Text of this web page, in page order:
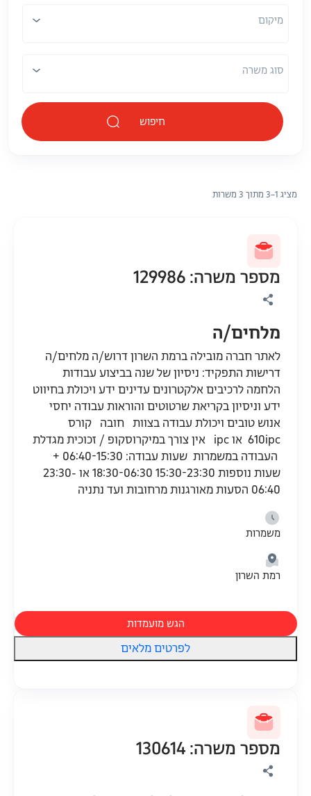
מיקום
סוג משרה
חיפוש
מציג 1–3 מתוך 3 משרות
מספר משרה: 129986
מלחים/ה
לאתר חברה מובילה ברמת השרון דרוש/ה מלחים/ה
דרישות התפקיד: ניסיון של שנה בביצוע עבודות
הלחמה לרכיבים אלקטרונים עדינים ידע ויכולת בחיווט
ידע וניסיון בקריאת שרטוטים והוראות עבודה יחסי
אנוש טובים ויכולת עבודה בצוות חובה קורס
610ipc או ipc אין צורך במיקרוסקופ / זכוכית מגדלת
העבודה במשמרות שעות עבודה: 06:40-15:30 +
שעות נוספות 15:30-23:30 18:30-06:30 או 23:30-
06:40 הסעות מאורגנות מרחובות ועד נתניה
משמרות
רמת השרון
הגש מועמדות
לפרטים מלאים
מספר משרה: 130614